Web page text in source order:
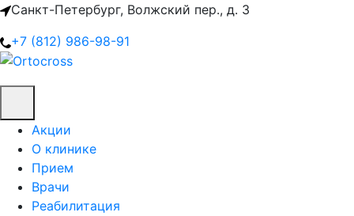
Санкт-Петербург, Волжский пер., д. 3
+7 (812) 986-98-91
Акции
О клинике
Прием
Врачи
Реабилитация